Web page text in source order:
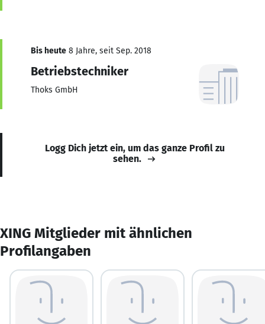
Bis heute 8 Jahre, seit Sep. 2018
Betriebstechniker
Thoks GmbH
Logg Dich jetzt ein, um das ganze Profil zu
sehen.
XING Mitglieder mit ähnlichen
Profilangaben